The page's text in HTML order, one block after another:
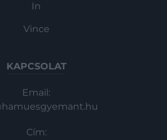
In
Vince
KAPCSOLAT
Email:
Cím: